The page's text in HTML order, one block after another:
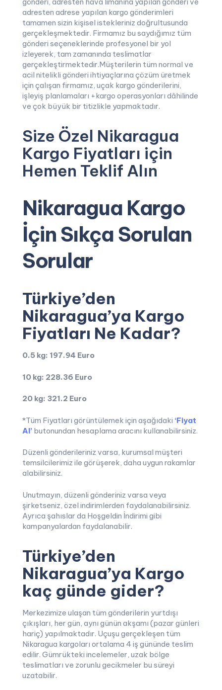
gönderi, adresten hava limanına yapılan gönderi ve
adresten adrese yapılan kargo gönderimleri
tamamen sizin kişisel istekleriniz doğrultusunda
gerçekleşmektedir. Firmamız bu saydığımız tüm
gönderi seçeneklerinde profesyonel bir yol
izleyerek, tam zamanında teslimatlar
gerçekleştirmektedir.Müşterilerin tüm normal ve
acil nitelikli gönderi ihtiyaçlarına çözüm üretmek
için çalışan firmamız, uçak kargo gönderilerini,
işleyiş planlamaları +kargo operasyonları dâhilinde
ve çok büyük bir titizlikle yapmaktadır.
Size Özel Nikaragua
Kargo Fiyatları için
Hemen Teklif Alın
Nikaragua Kargo
İçin Sıkça Sorulan
Sorular
Türkiye’den
Nikaragua’ya Kargo
Fiyatları Ne Kadar?
0.5 kg: 197.94 Euro
10 kg: 228.36 Euro
20 kg: 321.2 Euro
*Tüm Fiyatları görüntülemek için aşağıdaki ‘Fiyat
Al’ butonundan hesaplama aracını kullanabilirsiniz.
Düzenli gönderileriniz varsa, kurumsal müşteri
temsilcilerimiz ile görüşerek, daha uygun rakamlar
alabilirsiniz.
Unutmayın, düzenli gönderiniz varsa veya
şirketseniz, özel indirimlerden faydalanabilirsiniz.
Ayrıca şahıslar da Hoşgeldin İndirimi gibi
kampanyalardan faydalanabilir.
Türkiye’den
Nikaragua’ya Kargo
kaç günde gider?
Merkezimize ulaşan tüm gönderilerin yurtdışı
çıkışları, her gün, aynı günün akşamı (pazar günleri
hariç) yapılmaktadır. Uçuşu gerçekleşen tüm
Nikaragua kargoları ortalama 4 iş gününde teslim
edilir. Gümrükteki incelemeler, uzak bölge
teslimatları ve zorunlu gecikmeler bu süreyi
uzatabilir.